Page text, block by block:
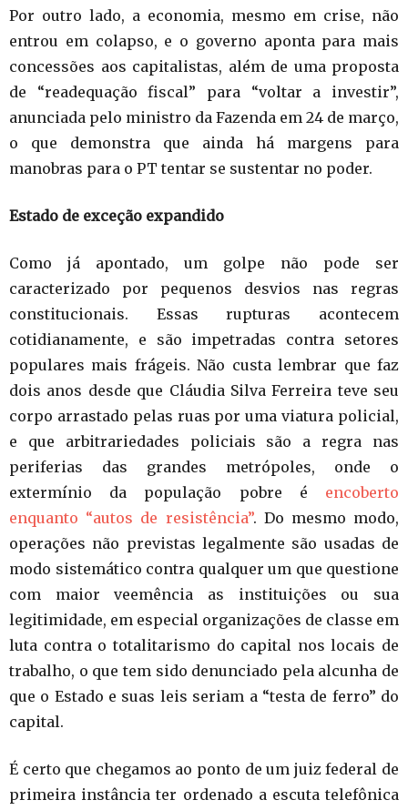
Por outro lado, a economia, mesmo em crise, não
entrou em colapso, e o governo aponta para mais
concessões aos capitalistas, além de uma proposta
de “readequação fiscal” para “voltar a investir”,
anunciada pelo ministro da Fazenda em 24 de março,
o que demonstra que ainda há margens para
manobras para o PT tentar se sustentar no poder.
Estado de exceção expandido
Como já apontado, um golpe não pode ser
caracterizado por pequenos desvios nas regras
constitucionais. Essas rupturas acontecem
cotidianamente, e são impetradas contra setores
populares mais frágeis. Não custa lembrar que faz
dois anos desde que Cláudia Silva Ferreira teve seu
corpo arrastado pelas ruas por uma viatura policial,
e que arbitrariedades policiais são a regra nas
periferias das grandes metrópoles, onde o
extermínio da população pobre é encoberto
enquanto “autos de resistência”. Do mesmo modo,
operações não previstas legalmente são usadas de
modo sistemático contra qualquer um que questione
com maior veemência as instituições ou sua
legitimidade, em especial organizações de classe em
luta contra o totalitarismo do capital nos locais de
trabalho, o que tem sido denunciado pela alcunha de
que o Estado e suas leis seriam a “testa de ferro” do
capital.
É certo que chegamos ao ponto de um juiz federal de
primeira instância ter ordenado a escuta telefônica